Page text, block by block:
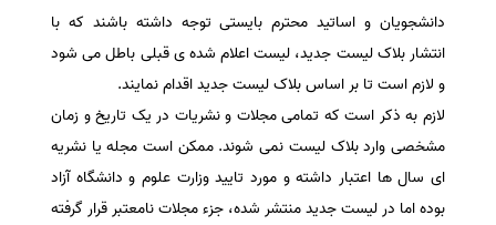
دانشجویان و اساتید محترم بایستی توجه داشته باشند که با
انتشار بلاک لیست جدید، لیست اعلام شده ی قبلی باطل می شود
و لازم است تا بر اساس بلاک لیست جدید اقدام نمایند.
لازم به ذکر است که تمامی مجلات و نشریات در یک تاریخ و زمان
مشخصی وارد بلاک لیست نمی شوند. ممکن است مجله یا نشریه
ای سال ها اعتبار داشته و مورد تایید وزارت علوم و دانشگاه آزاد
بوده اما در لیست جدید منتشر شده، جزء مجلات نامعتبر قرار گرفته